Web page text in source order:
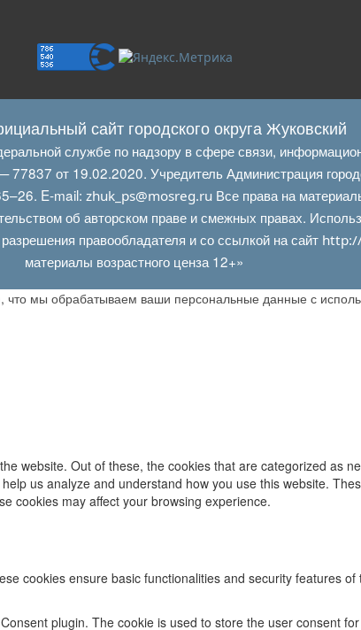
сайт городского округа Жуковский
службе по надзору в сфере связи,
от 19.02.2020. Учредитель Администрация
E‑mail: zhuk_ps@mosreg.ruВсе права на
об авторском праве и смежных правах.
правообладателя и со ссылкой на сайт
материалы возрастного ценза 12+»
мы обрабатываем ваши персональные данные с
website. Out of these, the cookies that are categorized as
us analyze and understand how you use this website.
cookies may affect your browsing experience.
cookies ensure basic functionalities and security features of
plugin. The cookie is used to store the user consent